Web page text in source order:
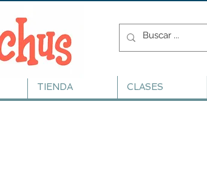
TIENDA CLASES